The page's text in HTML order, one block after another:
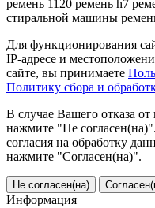
ремень 1120 ремень h7
стиральной машины
Для функционирования
IP-адресе и
сайте, вы принимаете
Политику сбора и
В случае Вашего отказа
нажмите "Не
согласия на обработку
нажмите "Согласен(на)".
Не согласен(на)
Информация